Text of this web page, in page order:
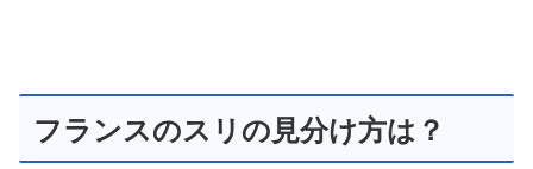
フランスのスリの見分け方は？